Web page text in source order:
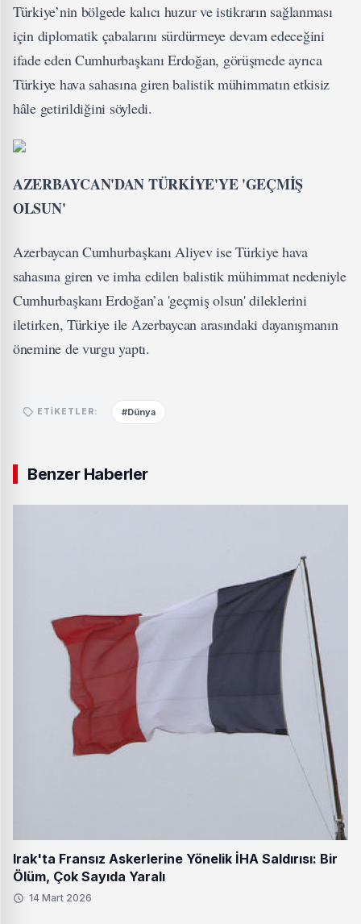
Türkiye’nin bölgede kalıcı huzur ve istikrarın sağlanması
için diplomatik çabalarını sürdürmeye devam edeceğini
ifade eden Cumhurbaşkanı Erdoğan, görüşmede ayrıca
Türkiye hava sahasına giren balistik mühimmatın etkisiz
hâle getirildiğini söyledi.
AZERBAYCAN'DAN TÜRKİYE'YE 'GEÇMİŞ
OLSUN'
Azerbaycan Cumhurbaşkanı Aliyev ise Türkiye hava
sahasına giren ve imha edilen balistik mühimmat nedeniyle
Cumhurbaşkanı Erdoğan’a 'geçmiş olsun' dileklerini
iletirken, Türkiye ile Azerbaycan arasındaki dayanışmanın
önemine de vurgu yaptı.
ETIKETLER: #Dünya
Benzer Haberler
Irak'ta Fransız Askerlerine Yönelik İHA Saldırısı: Bir
Ölüm, Çok Sayıda Yaralı
14 Mart 2026